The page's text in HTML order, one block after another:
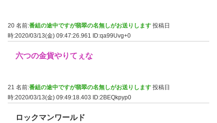
20 名前:番組の途中ですが翡翠の名無しがお送りします 投稿日
時:2020/03/13(金) 09:47:26.961 ID:qa99Uvg+0
六つの金貨やりてぇな
21 名前:番組の途中ですが翡翠の名無しがお送りします 投稿日
時:2020/03/13(金) 09:49:18.403
ID:2BEQkpyp0
ロックマンワールド